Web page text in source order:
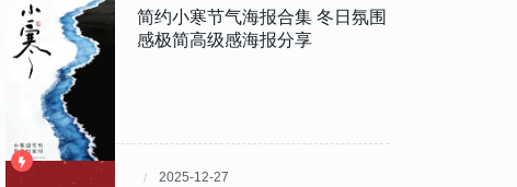
简约小寒节气海报合集 冬日氛围
感极简高级感海报分享
2025-12-27